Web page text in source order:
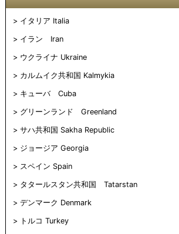
イタリア Italia
イラン Iran
ウクライナ Ukraine
カルムイク共和国 Kalmykia
キューバ Cuba
グリーンランド Greenland
サハ共和国 Sakha Republic
ジョージア Georgia
スペイン Spain
タタールスタン共和国 Tatarstan
デンマーク Denmark
トルコ Turkey